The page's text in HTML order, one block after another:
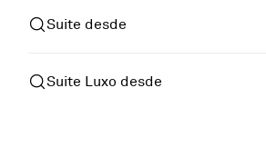
Suite desde
Suite Luxo desde